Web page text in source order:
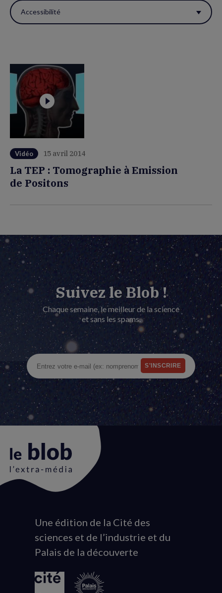
Accessibilité
Vidéo 15 avril 2014
La TEP : Tomographie à Emission
de Positons
Suivez le Blob !
Chaque semaine, le meilleur de la science
et sans les spams.
Animation
du
logo
Une édition de la Cité des
sciences et de l’industrie et du
Palais de la découverte